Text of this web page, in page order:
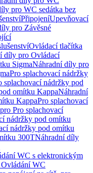
pro WC sedátka bez
PřipojeníUpevňovací
pro Závěsné
Ovládací tlačítka
díly pro Ovládací
SigmaNáhradní díly pro
Pro splachovací nádržky
nádržky pod
omítku KappaNáhradní
KappaPro splachovací
Pro splachovací
nádržky pod omítku
nádržky pod omítku
300TNáhradní díly
WC s elektronickým
WC